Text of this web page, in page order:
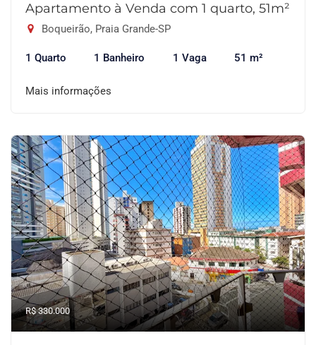
Apartamento à Venda com 1 quarto, 51m²
Boqueirão, Praia Grande-SP
1 Quarto 1 Banheiro 1 Vaga 51 m²
Mais informações
R$ 330.000